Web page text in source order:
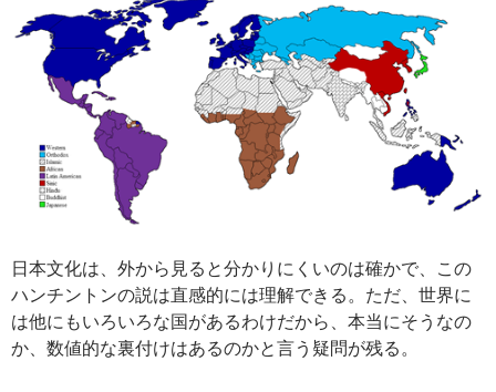
日本文化は、外から見ると分かりにくいのは確かで、この
ハンチントンの説は直感的には理解できる。ただ、世界に
は他にもいろいろな国があるわけだから、本当にそうなの
か、数値的な裏付けはあるのかと言う疑問が残る。